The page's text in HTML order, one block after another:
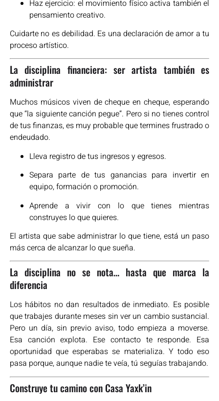
Haz ejercicio: el movimiento físico activa también el
pensamiento creativo.
Cuidarte no es debilidad. Es una declaración de amor a tu
proceso artístico.
La disciplina financiera: ser artista también es
administrar
Muchos músicos viven de cheque en cheque, esperando
que “la siguiente canción pegue”. Pero si no tienes control
de tus finanzas, es muy probable que termines frustrado o
endeudado.
Lleva registro de tus ingresos y egresos.
Separa parte de tus ganancias para invertir en
equipo, formación o promoción.
Aprende a vivir con lo que tienes mientras
construyes lo que quieres.
El artista que sabe administrar lo que tiene, está un paso
más cerca de alcanzar lo que sueña.
La disciplina no se nota… hasta que marca la
diferencia
Los hábitos no dan resultados de inmediato. Es posible
que trabajes durante meses sin ver un cambio sustancial.
Pero un día, sin previo aviso, todo empieza a moverse.
Esa canción explota. Ese contacto te responde. Esa
oportunidad que esperabas se materializa. Y todo eso
pasa porque, aunque nadie te veía, tú seguías trabajando.
Construye tu camino con Casa Yaxk’in